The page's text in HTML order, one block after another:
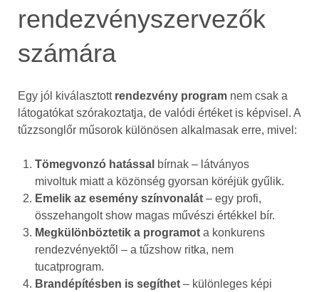
rendezvényszervezők
számára
Egy jól kiválasztott rendezvény programnem csak a
látogatókat szórakoztatja, de valódi értéket is képvisel. A
tűzzsonglőr műsorok különösen alkalmasak erre, mivel:
Tömegvonzó hatással bírnak – látványos
mivoltuk miatt a közönség gyorsan köréjük gyűlik.
Emelik az esemény színvonalát– egy profi,
összehangolt show magas művészi értékkel bír.
Megkülönböztetik a programota konkurens
rendezvényektől – a tűzshow ritka, nem
tucatprogram.
Brandépítésben is segíthet– különleges képi